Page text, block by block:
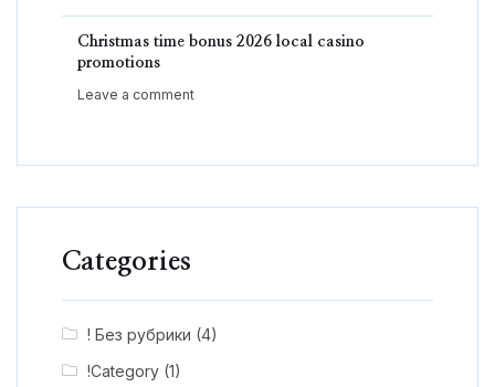
Christmas time bonus 2026 local casino
promotions
Leave a comment
Categories
! Без рубрики (4)
!Category(1)